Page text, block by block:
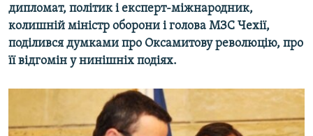
дипломат, політик і експерт-міжнародник,
колишній міністр оборони і голова МЗС Чехії,
поділився думками про Оксамитову революцію, про
її відгомін у нинішніх подіях.